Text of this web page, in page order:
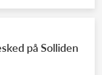
på Solliden